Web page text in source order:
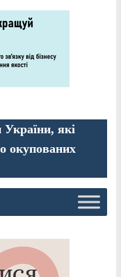
які
окупованих